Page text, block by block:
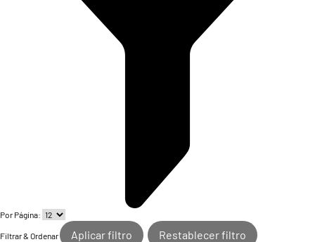
Por Página:
Filtrar & Ordenar Aplicar filtro Restablecer filtro